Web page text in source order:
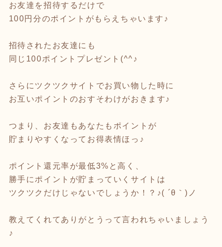
お友達を招待するだけで
100円分のポイントがもらえちゃいます♪
招待されたお友達にも
同じ100ポイントプレゼント(^^♪
さらにツクツクサイトでお買い物した時に
お互いポイントのおすそわけがおきます♪
つまり、お友達もあなたもポイントが
貯まりやすくなってお得表情ほっ♪
ポイント還元率が最低3%と高く、
勝手にポイントが貯まっていくサイトは
ツクツクだけじゃないでしょうか！？♪( ´θ｀)ノ
教えてくれてありがとうって言われちゃいましょう
♪